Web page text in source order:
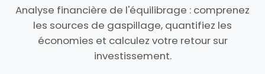
Analyse financière de l'équilibrage : comprenez
les sources de gaspillage, quantifiez les
économies et calculez votre retour sur
investissement.